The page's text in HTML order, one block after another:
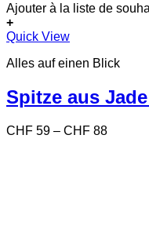
Ajouter à la liste de
+
Dieses
weist
Varianten
auf.
Optionen
Quick View
Alles auf einen Blick
Spitze aus
CHF 59 – CHF 88